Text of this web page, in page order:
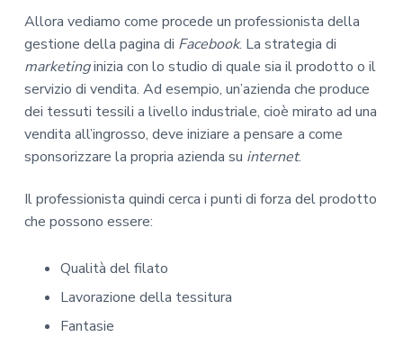
Allora vediamo come procede un professionista della
gestione della pagina di Facebook. La strategia di
marketinginizia con lo studio di quale sia il prodotto o il
servizio di vendita. Ad esempio, un’azienda che produce
dei tessuti tessili a livello industriale, cioè mirato ad una
vendita all’ingrosso, deve iniziare a pensare a come
sponsorizzare la propria azienda su internet.
Il professionista quindi cerca i punti di forza del prodotto
che possono essere:
Qualità del filato
Lavorazione della tessitura
Fantasie